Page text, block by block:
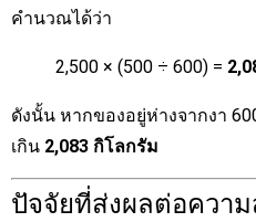
คำนวณได้ว่า
2,500 × (500 ÷ 600) =
ดังนั้น หากของอยู่ห่างจากงา
เกิน 2,083 กิโลกรัม
ปัจจัยที่ส่งผลต่อควา